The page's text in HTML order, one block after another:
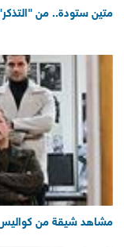
متين ستودة.. من
مشاهد شيقة من كواليس